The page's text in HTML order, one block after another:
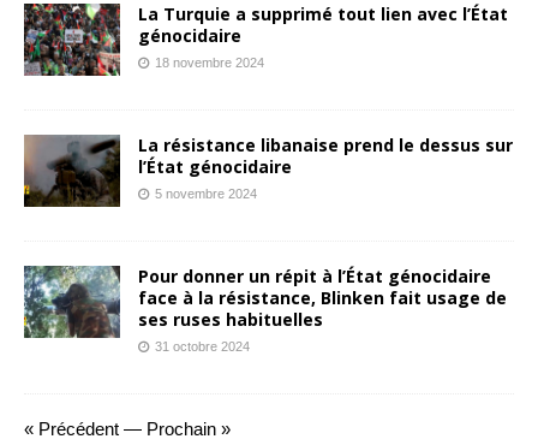
La Turquie a supprimé tout lien avec l’État
génocidaire
18 novembre 2024
La résistance libanaise prend le dessus sur
l’État génocidaire
5 novembre 2024
Pour donner un répit à l’État génocidaire
face à la résistance, Blinken fait usage de
ses ruses habituelles
31 octobre 2024
« Précédent — Prochain »